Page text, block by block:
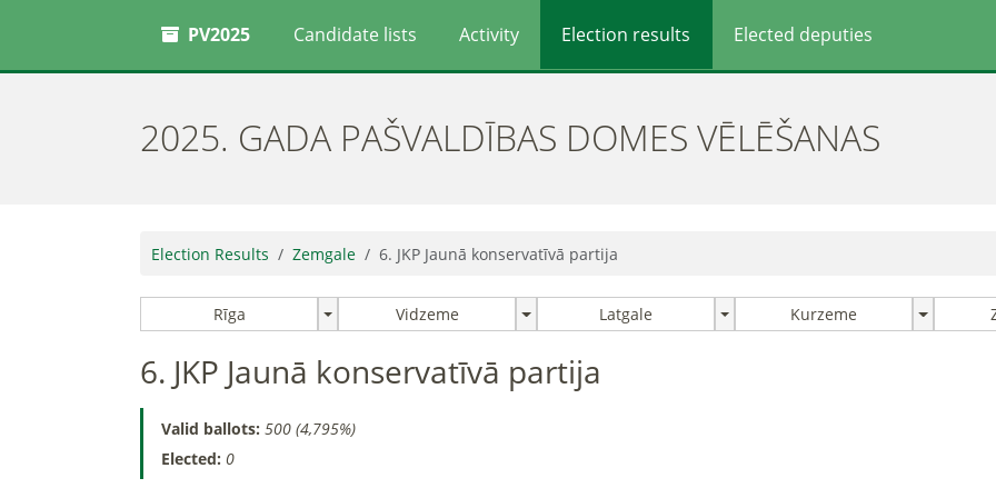
PV2025 Candidate lists Activity Election results Elected deputies
2025. GADA PAŠVALDĪBAS DOMES VĒLĒŠANAS
Election Results Zemgale 6. JKP Jaunā konservatīvā partija
Rīga Vidzeme Latgale Kurzeme
6. JKP Jaunā konservatīvā partija
Valid ballots: 500 (4,795%)
Elected: 0